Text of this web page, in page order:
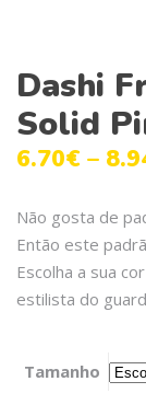
Dashi
Solid
6.70€ –
Não gosta de
Então este
Escolha a sua
estilista do
Tamanho